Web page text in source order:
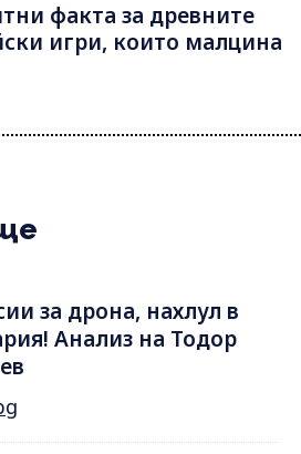
факта за древните
игри, които малцина
за дрона, нахлул в
Анализ на Тодор